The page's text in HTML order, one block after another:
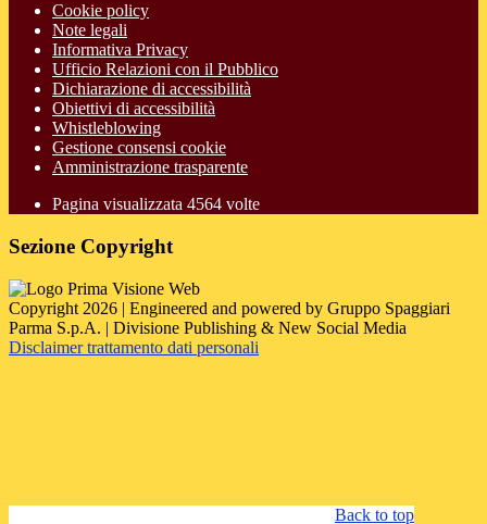
Cookie policy
Note legali
Informativa Privacy
Ufficio Relazioni con il Pubblico
Dichiarazione di accessibilità
Obiettivi di accessibilità
Whistleblowing
Gestione consensi cookie
Amministrazione trasparente
Pagina visualizzata 4564 volte
Sezione Copyright
Copyright 2026 | Engineered and powered by Gruppo Spaggiari
Parma S.p.A. | Divisione Publishing & New Social Media
Disclaimer trattamento dati personali
Back to top